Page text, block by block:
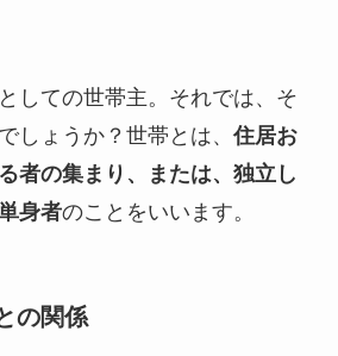
しての世帯主。それでは、そ
しょうか？世帯とは、 住居お
者の集まり、または、独立し
身者のことをいいます。
の関係